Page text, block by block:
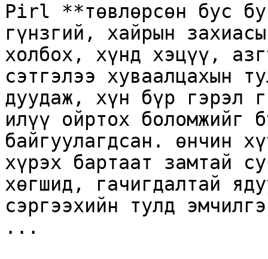
Pirl **төвлөрсөн бус
гүнзгий, хайрын
холбох, хүнд хэцүү,
сэтгэлээ хуваалцахын
дуудаж, хүн бүр гэрэл
илүү ойртох боломжийг
байгуулагдсан. өнчин
хүрэх бартаат замтай
хөгшид, гачигдалтай
сэргээхийн тулд
...